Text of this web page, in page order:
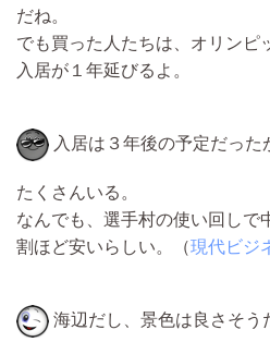
だね。
でも買った人たちは、オリンピ
入居が１年延びるよ。
入居は３年後の予定だっ
たくさんいる。
なんでも、選手村の使い回しで
割ほど安いらしい。（現代ビジ
海辺だし、景色は良さそう